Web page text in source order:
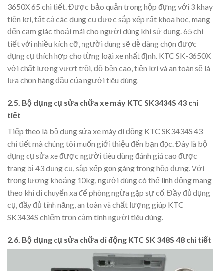
3650X 65 chi tiết. Được bảo quản trong hộp đựng với 3 khay
tiện lợi, tất cả các dụng cụ được sắp xếp rất khoa học, mang
đến cảm giác thoải mái cho người dùng khi sử dụng. 65 chi
tiết với nhiều kích cỡ, người dùng sẽ dễ dàng chọn được
dụng cụ thích hợp cho từng loại xe nhất định. KTC SK-3650X
với chất lượng vượt trội, độ bền cao, tiện lợi và an toàn sẽ là
lựa chọn hàng đầu của người tiêu dùng.
2.5. Bộ dụng cụ sửa chữa xe máy KTC SK3434S 43 chi
tiết
Tiếp theo là bộ dụng sửa xe máy di động KTC SK3434S 43
chi tiết mà chúng tôi muốn giới thiệu đến bạn đọc. Đây là bộ
dụng cụ sửa xe được người tiêu dùng đánh giá cao được
trang bị 43 dụng cụ, sắp xếp gọn gàng trong hộp đựng. Với
trọng lượng khoảng 10kg, người dùng có thể linh động mang
theo khi di chuyển xa để phòng ngừa gặp sự cố. Đầy đủ dụng
cụ, đầy đủ tính năng, an toàn và chất lượng giúp KTC
SK3434S chiếm trọn cảm tình người tiêu dùng.
2.6. Bộ dụng cụ sửa chữa di động KTC SK 348S 48 chi tiết